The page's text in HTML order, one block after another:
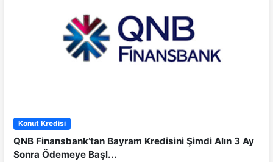
Konut Kredisi
QNB Finansbank’tan Bayram Kredisini Şimdi Alın 3 Ay
Sonra Ödemeye Başl...